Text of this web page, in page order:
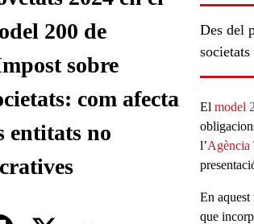
200 de
sobre
com afecta
entitats no
Des del
El model
l’Agència
En aquest
que